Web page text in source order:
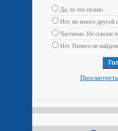
Да, то что нужно.
Нет, но много другой
Частично. Не совсем
Нет. Ничего не